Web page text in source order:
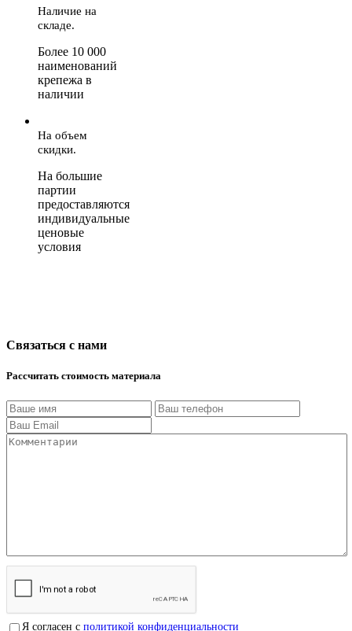
Наличие на
складе.
Более 10 000
наименований
крепежа в
наличии
На объем
скидки.
На большие
партии
предоставляются
индивидуальные
ценовые
условия
Связаться с нами
Рассчитать стоимость материала
Я согласен с политикой конфиденциальности